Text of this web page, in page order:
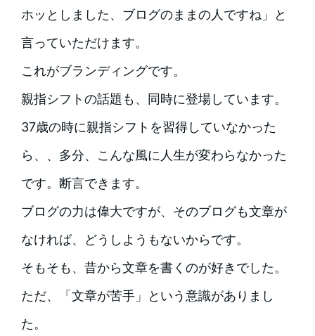
ホッとしました、ブログのままの人ですね」と
言っていただけます。
これがブランディングです。
親指シフトの話題も、同時に登場しています。
37歳の時に親指シフトを習得していなかった
ら、、多分、こんな風に人生が変わらなかった
です。断言できます。
ブログの力は偉大ですが、そのブログも文章が
なければ、どうしようもないからです。
そもそも、昔から文章を書くのが好きでした。
ただ、「文章が苦手」という意識がありまし
た。